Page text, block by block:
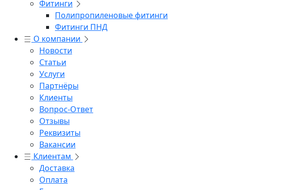
Фитинги
Полипропиленовые фитинги
Фитинги ПНД
О компании
Новости
Статьи
Услуги
Партнёры
Клиенты
Вопрос-Ответ
Отзывы
Реквизиты
Вакансии
Клиентам
Доставка
Оплата